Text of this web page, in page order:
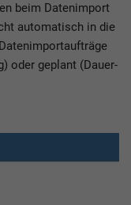
beim Datenimport
automatisch in die
oder geplant (Dauer-